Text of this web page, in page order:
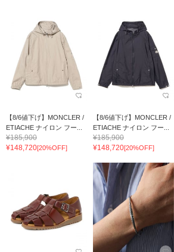
【8/6値下げ】MONCLER /
ETIACHE ナイロン フー...
¥185,900
¥148,720[20%OFF]
【8/6値下げ】MONCLER /
ETIACHE ナイロン フー...
¥185,900
¥148,720[20%OFF]